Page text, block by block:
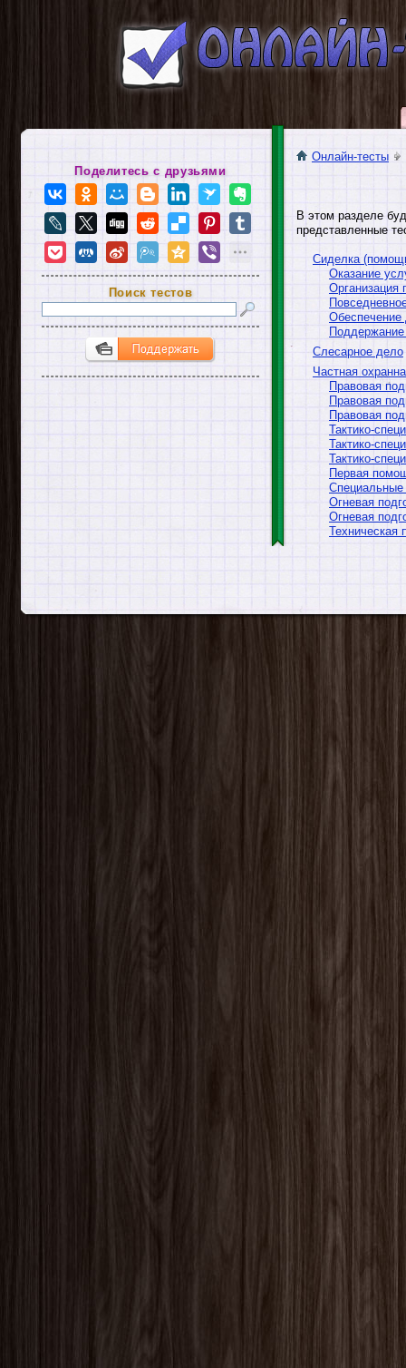
Онлайн-тесты
В этом разделе
представленные
Сиделка
Оказание
Организация
Обеспечение
Слесарное дело
Частная
Правовая
Правовая
Правовая
Тактико-
Тактико-
Тактико-
Первая
Специальные
Огневая
Огневая
Техническая
Поделитесь с друзьями
Поиск тестов